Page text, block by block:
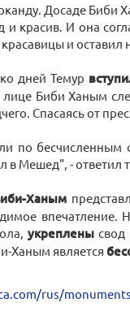
Досаде Биби
красив. И она
и оставил
дней Темур
Биби Ханым
Спасаясь от
по
в Мешед", - ответил
Ханым
впечатление.
укреплены свод
Ханым является
rus/